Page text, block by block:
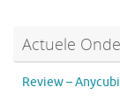
Actuele
Review –